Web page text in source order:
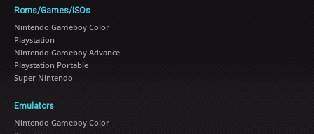
Roms/Games/ISOs
Nintendo Gameboy Color
Playstation
Nintendo Gameboy Advance
Playstation Portable
Super Nintendo
Emulators
Nintendo Gameboy Color